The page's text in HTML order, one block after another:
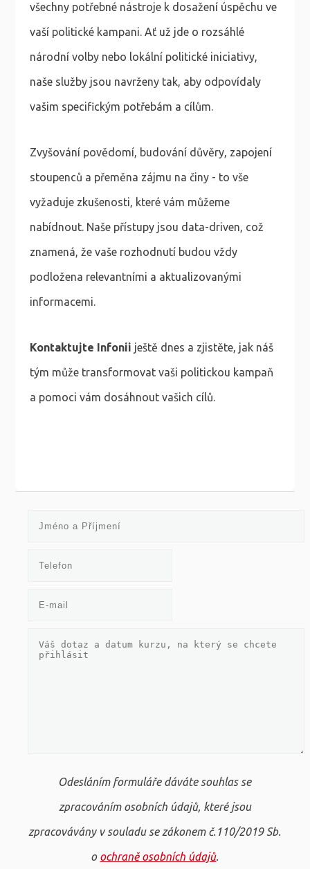
všechny potřebné nástroje k dosažení úspěchu ve
vaší politické kampani. Ať už jde o rozsáhlé
národní volby nebo lokální politické iniciativy,
naše služby jsou navrženy tak, aby odpovídaly
vašim specifickým potřebám a cílům.
Zvyšování povědomí, budování důvěry, zapojení
stoupenců a přeměna zájmu na činy - to vše
vyžaduje zkušenosti, které vám můžeme
nabídnout. Naše přístupy jsou data-driven, což
znamená, že vaše rozhodnutí budou vždy
podložena relevantními a aktualizovanými
informacemi.
Kontaktujte Infonii ještě dnes a zjistěte, jak náš
tým může transformovat vaši politickou kampaň
a pomoci vám dosáhnout vašich cílů.
Odesláním formuláře dáváte souhlas se
zpracováním osobních údajů, které jsou
zpracovávány v souladu se zákonem č.110/2019 Sb.
o ochraně osobních údajů.